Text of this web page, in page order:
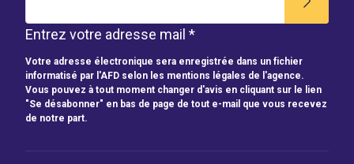
Entrez votre adresse mail *
Votre adresse électronique sera enregistrée dans un fichier
informatisé par l'AFD selon les mentions légales de l'agence.
Vous pouvez à tout moment changer d'avis en cliquant sur le lien
"Se désabonner" en bas de page de tout e-mail que vous recevez
de notre part.